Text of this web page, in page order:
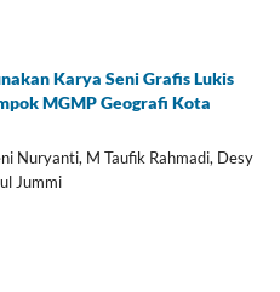
Karya Seni Grafis Lukis
MGMP Geografi Kota
Nuryanti, M Taufik Rahmadi, Desy
Jummi